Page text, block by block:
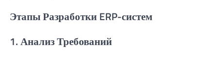
Этапы Разработки ERP-систем
1. Анализ Требований